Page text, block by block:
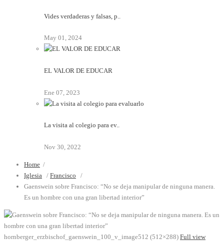
Vides verdaderas y falsas, p..
May 01, 2024
EL VALOR DE EDUCAR
Ene 07, 2023
La visita al colegio para ev..
Nov 30, 2022
Home /
Iglesia / Francisco /
Gaenswein sobre Francisco: “No se deja manipular de ninguna manera.
Es un hombre con una gran libertad interior”
hornberger_erzbischof_gaenswein_100_v_image512 (512×288) Full view